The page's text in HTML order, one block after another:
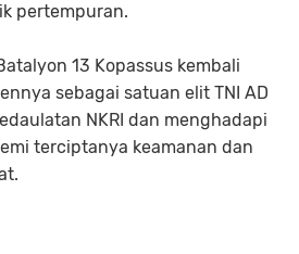
pertempuran.
13 Kopassus kembali
sebagai satuan elit TNI AD
NKRI dan menghadapi
terciptanya keamanan dan